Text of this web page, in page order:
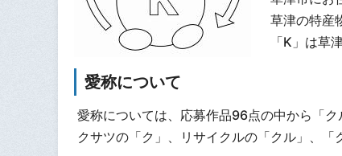
草津の特産
「K」は草
愛称について
愛称については、応募作品96点の中から「ク
クサツの「ク」、リサイクルの「クル」、「